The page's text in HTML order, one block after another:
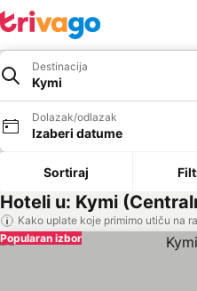
Destinacija
Kymi
Dolazak/odlazak
Izaberi datume
Sortiraj
Hoteli u: Kymi
Kako uplate koje primimo utiču na
Popularan izbor